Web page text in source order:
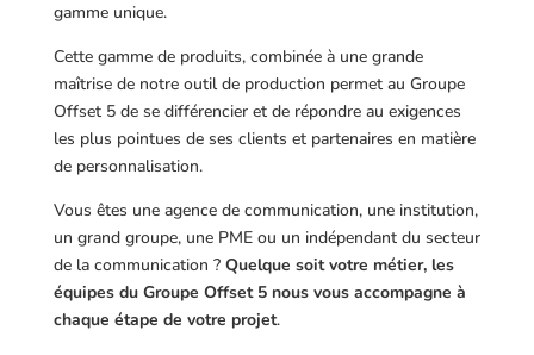
gamme unique.
Cette gamme de produits, combinée à une grande
maîtrise de notre outil de production permet au Groupe
Offset 5 de se différencier et de répondre au exigences
les plus pointues de ses clients et partenaires en matière
de personnalisation.
Vous êtes une agence de communication, une institution,
un grand groupe, une PME ou un indépendant du secteur
de la communication ? Quelque soit votre métier, les
équipes du Groupe Offset 5 nous vous accompagne à
chaque étape de votre projet.